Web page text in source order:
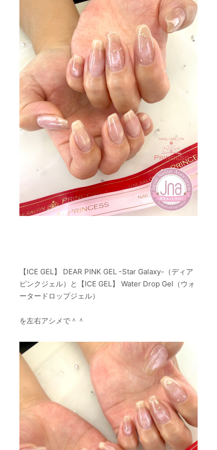
【ICE GEL】 DEAR PINK GEL -Star Galaxy-（ディア
ピンクジェル）と【ICE GEL】 Water Drop Gel（ウォ
ータードロップジェル）
を左右アシメで＾＾